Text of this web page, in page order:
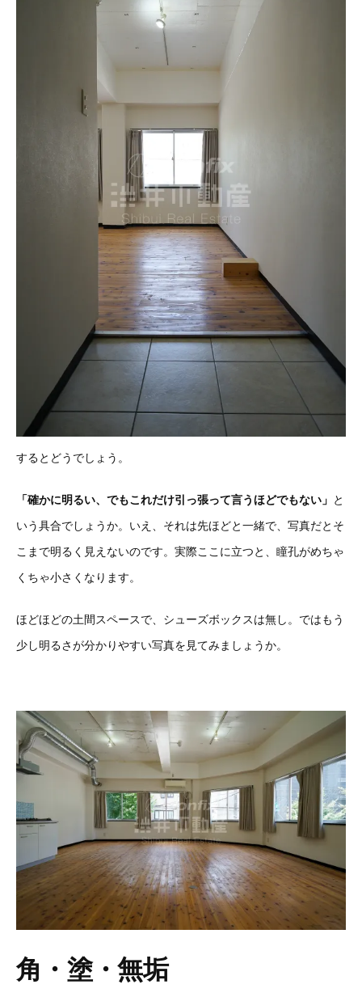
するとどうでしょう。
「確かに明るい、でもこれだけ引っ張って言うほどでもない」 と
いう具合でしょうか。いえ、それは先ほどと一緒で、写真だとそ
こまで明るく見えないのです。実際ここに立つと、瞳孔がめちゃ
くちゃ小さくなります。
ほどほどの土間スペースで、シューズボックスは無し。ではもう
少し明るさが分かりやすい写真を見てみましょうか。
角・塗・無垢